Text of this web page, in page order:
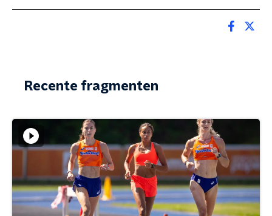
Recente fragmenten